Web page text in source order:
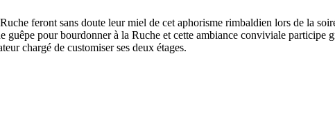
feront sans doute leur miel de cet aphorisme rimbaldien lors de la
pour bourdonner à la Ruche et cette ambiance conviviale participe
chargé de customiser ses deux étages.